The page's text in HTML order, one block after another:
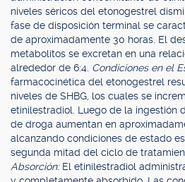
niveles séricos del etonogestrel
fase de disposición terminal se
de aproximadamente 30 horas. El
metabolitos se excretan en una
alrededor de 6:4. Condiciones en el
farmacocinética del etonogestrel
niveles de SHBG, los cuales se
etinilestradiol. Luego de la ingestión
de droga aumentan en
alcanzando condiciones de estado
segunda mitad del ciclo de
Absorción: El etinilestradiol